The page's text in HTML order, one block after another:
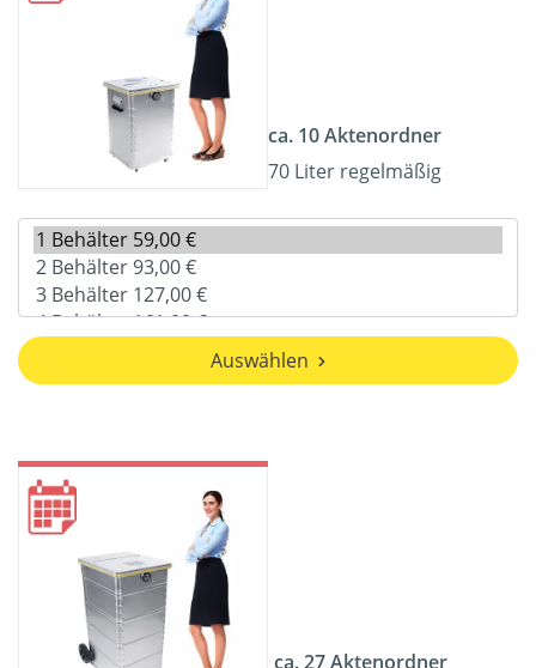
ca. 10 Aktenordner
70 Liter regelmäßig
Auswählen
ca. 27 Aktenordner